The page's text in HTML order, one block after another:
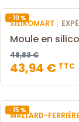
- 10 %
SILIKOMART |
Moule en
48,83 €
43,94 € TTC
- 15 %
MALLARD-FERRIÈRE